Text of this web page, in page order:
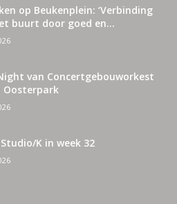
op Beukenplein: ‘Verbinding
buurt door goed en...
van Concertgebouworkest
K in week 32